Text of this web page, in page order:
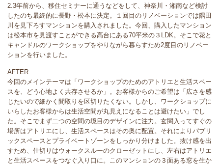
2.3年前から、移住セミナーに通うなどをして、神奈川・湘南など検討
したのち最終的に長野・松本に決定。１回目のリノベーションでは隅田
川を見下ろすマンションを購入されました。今回、購入したマンション
は松本市を見渡すことができる高台にある70平米の３LDK。そこで花と
キャンドルのワークショップをやりながら暮らすため2度目のリノベー
ションを行いました。
AFTER
今回のメインテーマは「ワークショップのためのアトリエと生活スペー
スを、どう心地よく共存させるか」。お客様からのご希望は「広さを感
じたいので細かく間取りを区切りたくない。しかし、ワークショップに
いらしたお客様からは生活空間が丸見えになることは避けたい」でし
た。そこでまず二つの空間の境目のデザインに注力。玄関入ってすぐの
場所はアトリエにし、生活スペースはその奥に配置。それによりパブリ
ックスペースとプライベートゾーンをしっかり分けました。抜け感を出
すため、仕切りはウォークスルーのクローゼットにし、左右はアトリエ
と生活スペースをつなぐ入り口に。このマンションの３面ある窓を生か